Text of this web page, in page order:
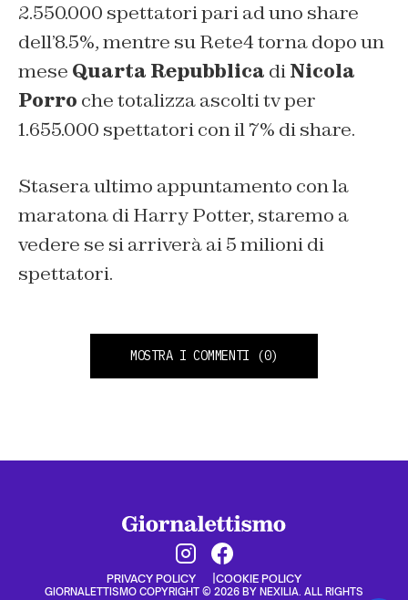
2.550.000 spettatori pari ad uno share
dell’8.5%, mentre su Rete4 torna dopo un
mese Quarta Repubblica diNicola
Porro chetotalizza ascolti tv per
1.655.000 spettatori con il 7% di share.
Stasera ultimo appuntamento con la
maratona di Harry Potter, staremo a
vedere se si arriverà ai 5 milioni di
spettatori.
MOSTRA I COMMENTI (0)
PRIVACY POLICY COOKIE POLICY
GIORNALETTISMO COPYRIGHT © 2026 BY NEXILIA. ALL RIGHTS